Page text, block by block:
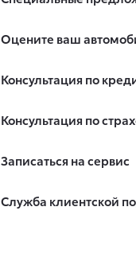
Оцените ваш
Консультация по
Консультация по
Записаться на сервис
Служба клиентской